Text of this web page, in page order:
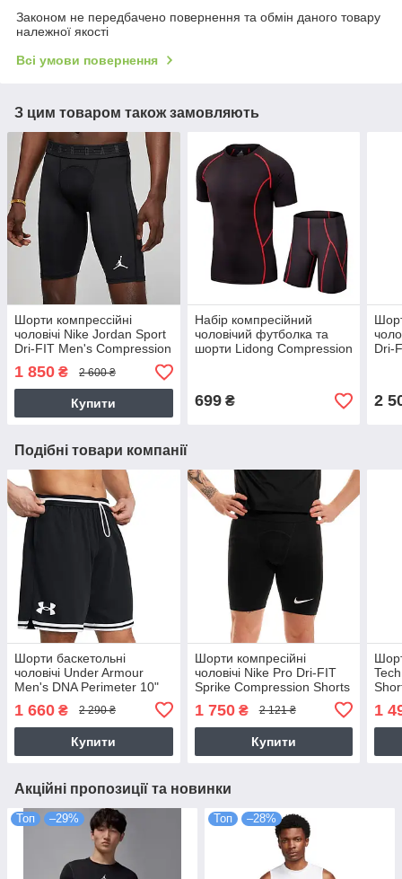
Законом не передбачено повернення та обмін даного товару
належної якості
Всі умови повернення
З цим товаром також замовляють
Шорти компрессійні
чоловічі Nike Jordan Sport
Dri-FIT Men's Compression
Shorts (DM1813-010)
1 850 ₴ 2 600 ₴
Купити
Набір компресійний
чоловічий футболка та
шорти Lidong Compression
699₴
Dri-
2
Подібні товари компанії
Шорти баскетольні
чоловічі Under Armour
Men's DNA Perimeter 10"
001)
1 660 ₴ 2 290 ₴
Купити
Шорти компресійні
чоловічі Nike Pro Dri-FIT
Sprike Compression Shorts
1 750₴ 2 121 ₴
Купити
1
Акційні пропозиції та новинки
Топ –29% Топ –28%